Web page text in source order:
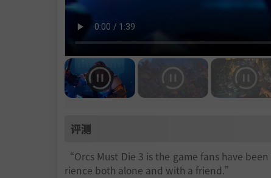
评测
“Orcs Must Die 3 is the game fans have
rience both alone and with a friend.”